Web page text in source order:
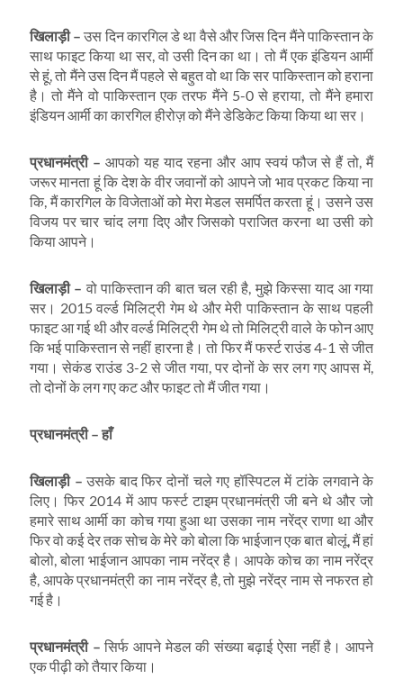
खिलाड़ी – उस दिन कारगिल डे था वैसे और जिस दिन मैंने पाकिस्तान के
साथ फाइट किया था सर, वो उसी दिन का था। तो मैं एक इंडियन आर्मी
से हूं, तो मैंने उस दिन मैं पहले से बहुत वो था कि सर पाकिस्तान को हराना
है। तो मैंने वो पाकिस्तान एक तरफ मैंने 5-0 से हराया, तो मैंने हमारा
इंडियन आर्मी का कारगिल हीरोज़ को मैंने डेडिकेट किया किया था सर।
प्रधानमंत्री – आपको यह याद रहना और आप स्वयं फौज से हैं तो, मैं
जरूर मानता हूं कि देश के वीर जवानों को आपने जो भाव प्रकट किया ना
कि, मैं कारगिल के विजेताओं को मेरा मेडल समर्पित करता हूं। उसने उस
विजय पर चार चांद लगा दिए और जिसको पराजित करना था उसी को
किया आपने।
खिलाड़ी – वो पाकिस्तान की बात चल रही है, मुझे किस्सा याद आ गया
सर। 2015 वर्ल्ड मिलिट्री गेम थे और मेरी पाकिस्तान के साथ पहली
फाइट आ गई थी और वर्ल्ड मिलिट्री गेम थे तो मिलिट्री वाले के फोन आए
कि भई पाकिस्तान से नहीं हारना है। तो फिर मैं फर्स्ट राउंड 4-1 से जीत
गया। सेकंड राउंड 3-2 से जीत गया, पर दोनों के सर लग गए आपस में,
तो दोनों के लग गए कट और फाइट तो मैं जीत गया।
प्रधानमंत्री – हाँ
खिलाड़ी – उसके बाद फिर दोनों चले गए हॉस्पिटल में टांके लगवाने के
लिए। फिर 2014 में आप फर्स्ट टाइम प्रधानमंत्री जी बने थे और जो
हमारे साथ आर्मी का कोच गया हुआ था उसका नाम नरेंद्र राणा था और
फिर वो कई देर तक सोच के मेरे को बोला कि भाईजान एक बात बोलूं, मैं हां
बोलो, बोला भाईजान आपका नाम नरेंद्र है। आपके कोच का नाम नरेंद्र
है, आपके प्रधानमंत्री का नाम नरेंद्र है, तो मुझे नरेंद्र नाम से नफरत हो
गई है।
प्रधानमंत्री – सिर्फ आपने मेडल की संख्या बढ़ाई ऐसा नहीं है। आपने
एक पीढ़ी को तैयार किया।